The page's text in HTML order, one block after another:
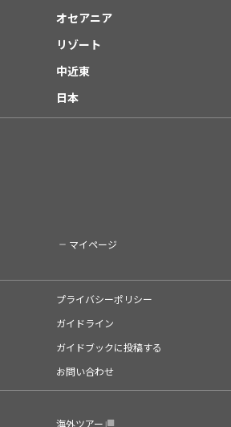
オセアニア
リゾート
中近東
日本
マイページ
プライバシーポリシー
ガイドライン
ガイドブックに投稿する
お問い合わせ
海外ツアー